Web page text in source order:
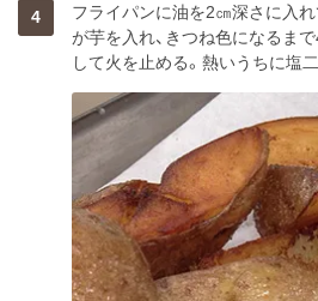
4
フライパンに油を2㎝深さに入
が芋を入れ、きつね色になるま
して火を止める。熱いうちに塩